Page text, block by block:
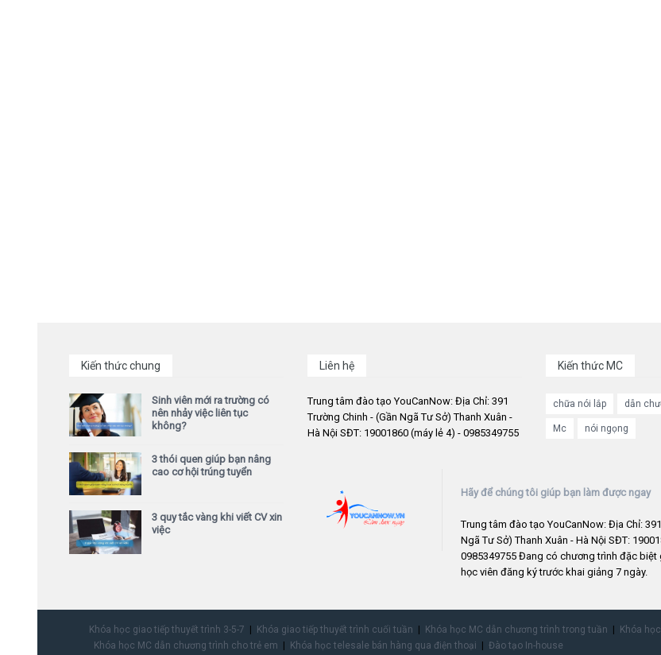
Kiến thức chung
Sinh viên mới ra trường có
nên nhảy việc liên tục
không?
3 thói quen giúp bạn nâng
cao cơ hội trúng tuyển
3 quy tắc vàng khi viết CV xin
việc
Liên hệ
Trung tâm đào tạo YouCanNow: Địa Chỉ: 391
Trường Chinh - (Gần Ngã Tư Sở) Thanh Xuân -
Hà Nội SĐT: 19001860 (máy lẻ 4) - 0985349755
Kiến thức MC
chữa nói lắp dẫn
Mc nói ngọng
Hãy để chúng tôi giúp bạn làm được ngay
Trung tâm đào tạo YouCanNow: Địa Chỉ:
Ngã Tư Sở) Thanh Xuân - Hà Nội SĐT:
0985349755 Đang có chương trình đặc biệt
học viên đăng ký trước khai giảng 7 ngày.
Khóa học giao tiếp thuyết trình 3-5-7 Khóa giao tiếp thuyết trình cuối tuần Khóa học MC dẫn chương trình trong tuần Khóa
Khóa học MC dẫn chương trình cho trẻ em
Khóa học telesale bán hàng qua điện thoại Đào tạo In-house